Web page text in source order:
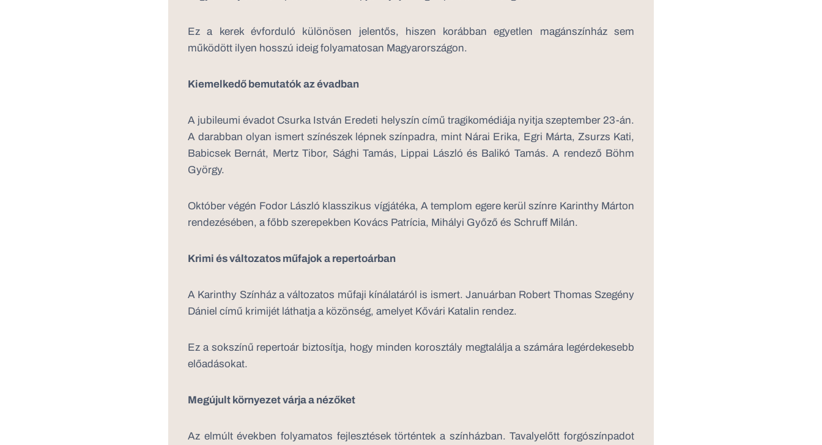
Ez a kerek évforduló különösen jelentős, hiszen korábban egyetlen magánszínház sem
működött ilyen hosszú ideig folyamatosan Magyarországon.
Kiemelkedő bemutatók az évadban
A jubileumi évadot Csurka István Eredeti helyszín című tragikomédiája nyitja szeptember 23-án.
A darabban olyan ismert színészek lépnek színpadra, mint Nárai Erika, Egri Márta, Zsurzs Kati,
Babicsek Bernát, Mertz Tibor, Sághi Tamás, Lippai László és Balikó Tamás. A rendező Böhm
György.
Október végén Fodor László klasszikus vígjátéka, A templom egere kerül színre Karinthy Márton
rendezésében, a főbb szerepekben Kovács Patrícia, Mihályi Győző és Schruff Milán.
Krimi és változatos műfajok a repertoárban
A Karinthy Színház a változatos műfaji kínálatáról is ismert. Januárban Robert Thomas Szegény
Dániel című krimijét láthatja a közönség, amelyet Kővári Katalin rendez.
Ez a sokszínű repertoár biztosítja, hogy minden korosztály megtalálja a számára legérdekesebb
előadásokat.
Megújult környezet várja a nézőket
Az elmúlt években folyamatos fejlesztések történtek a színházban. Tavalyelőtt forgószínpadot